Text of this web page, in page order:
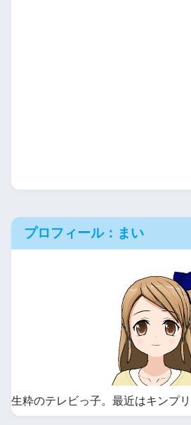
プロフィール：まい
生粋のテレビっ子。最近はキンプリ